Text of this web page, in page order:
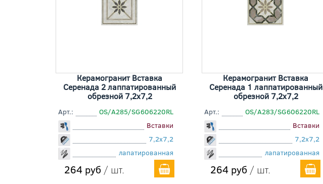
Керамогранит Вставка
Серенада 2 лаппатированный
обрезной 7,2x7,2
Арт.:
OS/A285/SG606220RL
Вставки
7,2x7,2
лапатированная
264 руб / шт.
Керамогранит Вставка
Серенада 1 лаппатированный
обрезной 7,2x7,2
Арт.:
OS/A283/SG606220RL
Вставки
7,2x7,2
лапатированная
264 руб / шт.